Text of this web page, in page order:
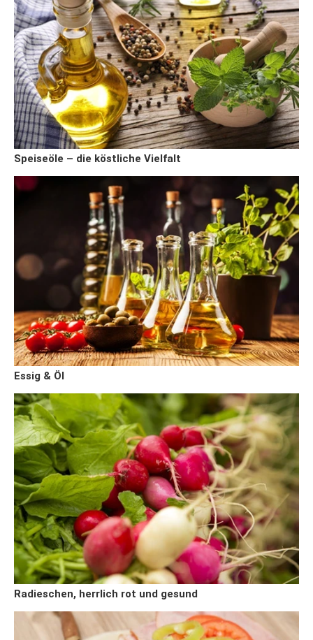
Speiseöle – die köstliche Vielfalt
Essig & Öl
Radieschen, herrlich rot und gesund